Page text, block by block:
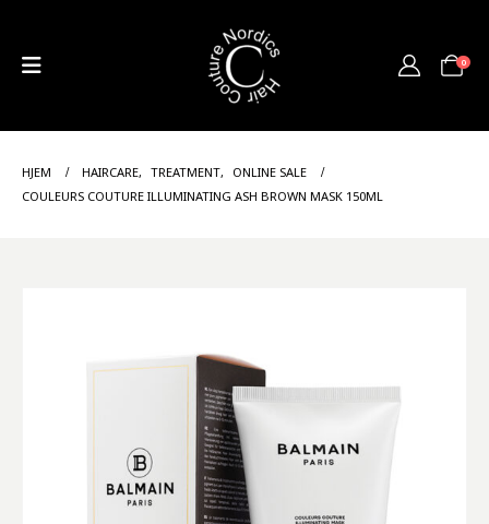
0
HJEM HAIRCARE, TREATMENT,
ONLINE SALE
COULEURS COUTURE ILLUMINATING ASH BROWN MASK 150ML